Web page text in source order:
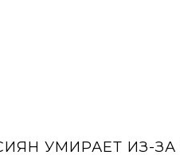
УМИРАЕТ ИЗ-ЗА